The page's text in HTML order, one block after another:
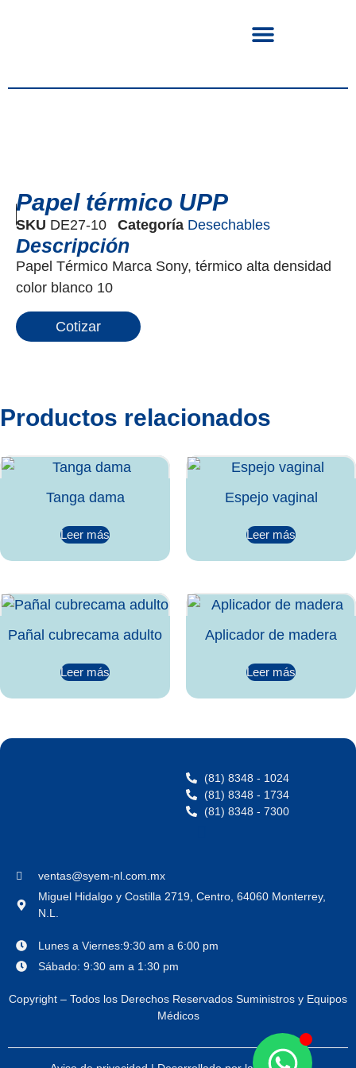
Papel térmico UPP
SKU DE27-10 Categoría Desechables
Descripción
Papel Térmico Marca Sony, térmico alta densidad
color blanco 10
Cotizar
Productos relacionados
Tanga dama
Leer más
Espejo vaginal
Leer más
Pañal cubrecama adulto
Leer más
Aplicador de madera
Leer más
(81) 8348 - 1024
(81) 8348 - 1734
(81) 8348 - 7300
ventas@syem-nl.com.mx
Miguel Hidalgo y Costilla 2719, Centro, 64060 Monterrey,
N.L.
Lunes a Viernes:9:30 am a 6:00 pm
Sábado: 9:30 am a 1:30 pm
Copyright – Todos los Derechos Reservados Suministros y Equipos
Médicos